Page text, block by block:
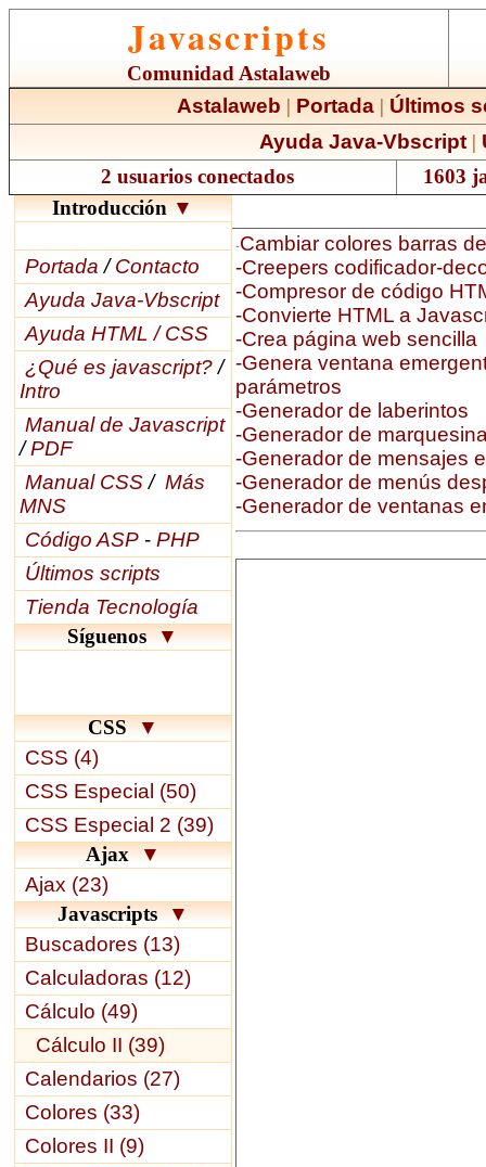
Javascripts
Comunidad Astalaweb
Astalaweb | Portada | Últimos
Ayuda Java-Vbscript |
2 usuarios conectados
1603
Introducción▼
Portada /Contacto
Ayuda Java-Vbscript
Ayuda HTML / CSS
¿Qué es javascript?/
Intro
Manual de Javascript
/PDF
Manual CSS/ Más
MNS
Código ASP - PHP
Últimos scripts
Tienda Tecnología
Síguenos▼
CSS▼
CSS (4)
CSS Especial (50)
CSS Especial 2 (39)
Ajax▼
Ajax (23)
Javascripts▼
Buscadores (13)
Calculadoras (12)
Cálculo (49)
Cálculo II (39)
Calendarios (27)
Colores (33)
Colores II (9)
-Cambiar colores barras
-Creepers codificador-
-Compresor de código
-Convierte HTML a
-Crea página web sencilla
-Genera ventana
parámetros
-Generador de laberintos
-Generador de
-Generador de mensajes
-Generador de menús
-Generador de ventanas